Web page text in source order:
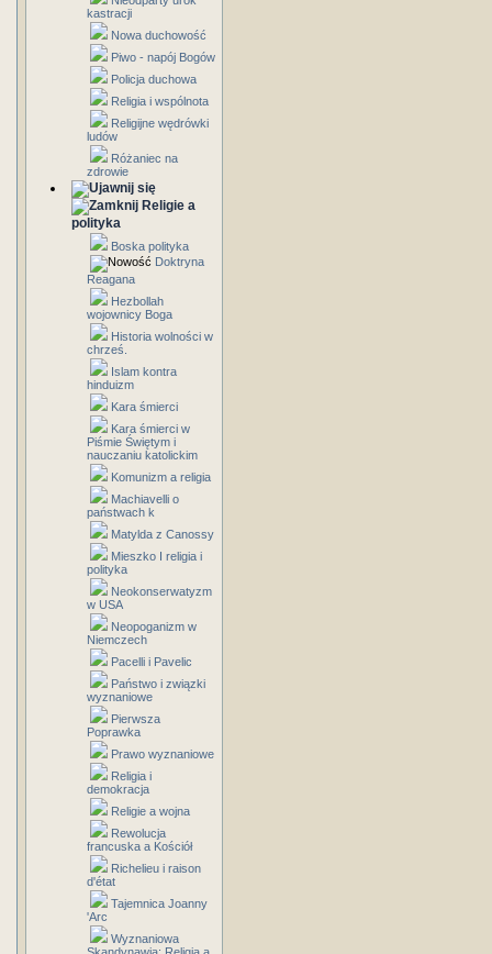
kastracji
Nowa duchowość
Piwo - napój Bogów
Policja duchowa
Religia i wspólnota
Religijne wędrówki
ludów
Różaniec na
zdrowie
Religie a
polityka
Boska polityka
Doktryna
Reagana
Hezbollah
wojownicy Boga
Historia wolności w
chrześ.
Islam kontra
hinduizm
Kara śmierci
Kara śmierci w
Piśmie Świętym i
nauczaniu katolickim
Komunizm a religia
Machiavelli o
państwach k
Matylda z Canossy
Mieszko I religia i
polityka
Neokonserwatyzm
w USA
Neopoganizm w
Niemczech
Pacelli i Pavelic
Państwo i związki
wyznaniowe
Pierwsza
Poprawka
Prawo wyznaniowe
Religia i
demokracja
Religie a wojna
Rewolucja
francuska a Kościół
Richelieu i raison
d'état
Tajemnica Joanny
'Arc
Wyznaniowa